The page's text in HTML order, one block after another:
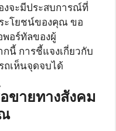
จะมีประสบการณ์ที่
ะโยชน์ของคุณ ขอ
อร์ทัลของผู้
นี้ การชี้แจงเกี่ยวกับ
เห็นจุดจบได้
ายทางสังคม